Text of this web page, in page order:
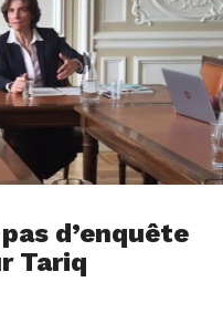
d’enquête
Tariq